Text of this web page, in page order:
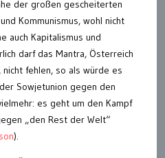
der großen gescheiterten
Kommunismus, wohl nicht
auch Kapitalismus und
darf das Mantra, Österreich
fehlen, so als würde es
Sowjetunion gegen den
es geht um den Kampf
„den Rest der Welt“
).